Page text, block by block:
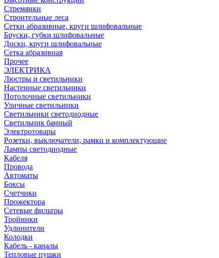
Стремянки
Строительные леса
Сетки абразивные, круги шлифовальные
Бруски, губки шлифовальные
Диски, круги шлифовальные
Сетка абразивная
Прочее
ЭЛЕКТРИКА
Люстры и светильники
Настенные светильники
Потолочные светильники
Уличные светильники
Светильники светодиодные
Светильник банный
Электротовары
Розетки, выключатели, рамки и комплектующие
Лампы светодиодные
Кабеля
Провода
Автоматы
Боксы
Счетчики
Прожектора
Сетевые фильтры
Тройники
Удлинители
Колодки
Кабель - каналы
Тепловые пушки